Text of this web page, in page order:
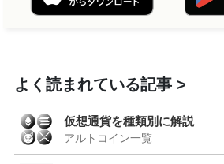
よく読まれている記事
仮想通貨を種類別に解説
アルトコイン一覧